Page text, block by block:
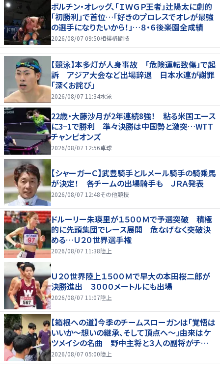
ボルチン・オレッグ、「ＩＷＧＰ王者」辻陽太に劇的
「初勝利」で首位…「好きのプロレスでオレが最強
の選手になりたいから！」…８・６後楽園全成績
2026/08/07 09:50相撲格闘技
【競泳】本多灯が人身事故 「危険運転致傷」で起
訴 アジア大会など出場辞退 日本水連が謝罪
「深くお詫び」
2026/08/07 11:34水泳
22歳・大藤沙月が2年連続8強！ 粘る米国エース
に3−1で勝利 準々決勝は中国勢と激突…WTT
チャンピオンズ
2026/08/07 12:56卓球
【シャーガーＣ】武豊騎手とルメール騎手の騎乗馬
が決定！ 各チームの出場騎手も ＪＲＡ発表
2026/08/07 12:48その他競技
ドルーリー朱瑛里が１５００Ｍで予選突破 積極
的に先頭集団でレース展開 危なげなく突破決
める…Ｕ２０世界選手権
2026/08/07 11:38陸上
Ｕ２０世界陸上１５００Ｍで早大の本田桜二郎が
決勝進出 ３０００メートルにも出場
2026/08/07 11:07陸上
【箱根への道】今季のチームスローガンは「覚悟は
いいか～想いの継承、そして頂点へ～」由来はケ
ツメイシの名曲 野中主将と３人の副将がチーム
を引っ張る…夏合宿特集第１弾、国学院大
2026/08/07 05:00陸上